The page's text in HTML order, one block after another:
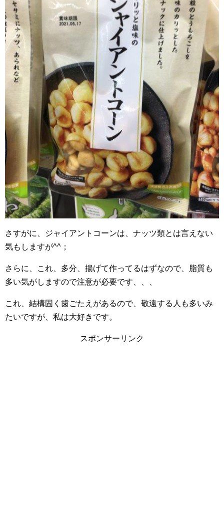
さすがに、ジャイアントコーンは、ナッツ類とは言えない
気もしますが^^；
さらに、これ、多分、揚げて作ってるはずなので、脂質も
多い気がしますので注意が必要です、、、
これ、結構固く歯ごたえがあるので、敬遠する人も多いみ
たいですが、私は大好きです。
スポンサーリンク